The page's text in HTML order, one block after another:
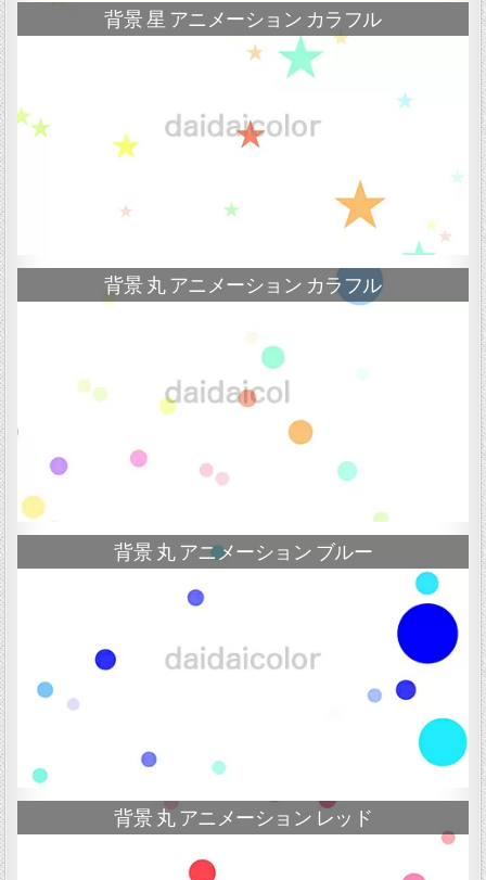
背景 星 アニメーション カラフル
背景 丸 アニメーション カラフル
背景 丸 アニメーション ブルー
背景 丸 アニメーション レッド